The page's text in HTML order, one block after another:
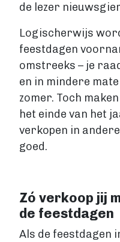
de lezer
Logischerwijs
feestdagen
omstreeks – je
en in mindere
zomer. Toch
het einde van het
verkopen in
goed.
Zó verkoop jij
de feestdagen
Als de feestdagen